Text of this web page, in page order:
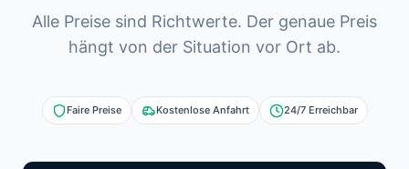
Alle Preise sind Richtwerte. Der genaue Preis
hängt von der Situation vor Ort ab.
Faire Preise Kostenlose Anfahrt 24/7 Erreichbar